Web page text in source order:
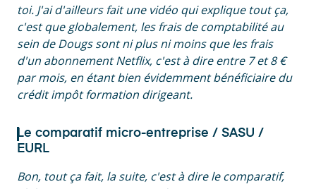
toi. J'ai d'ailleurs fait une vidéo qui explique tout ça,
c'est que globalement, les frais de comptabilité au
sein de Dougs sont ni plus ni moins que les frais
d'un abonnement Netflix, c'est à dire entre 7 et 8 €
par mois, en étant bien évidemment bénéficiaire du
crédit impôt formation dirigeant.
Le comparatif micro-entreprise / SASU /
EURL
Bon, tout ça fait, la suite, c'est à dire le comparatif,